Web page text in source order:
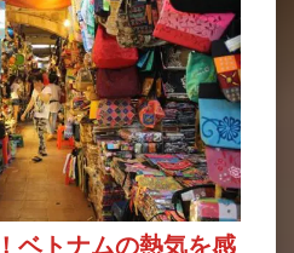
ベトナムの熱気を感